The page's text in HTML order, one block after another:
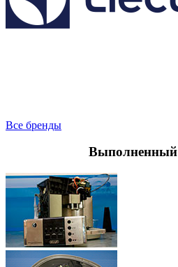
Все бренды
Выполненный